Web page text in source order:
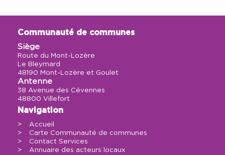
Communauté de communes
Siège
Route du Mont-Lozère
Le Bleymard
48190 Mont-Lozère et Goulet
Antenne
38 Avenue des Cévennes
48800 Villefort
Navigation
Accueil
Carte Communauté de communes
Contact Services
Annuaire des acteurs locaux